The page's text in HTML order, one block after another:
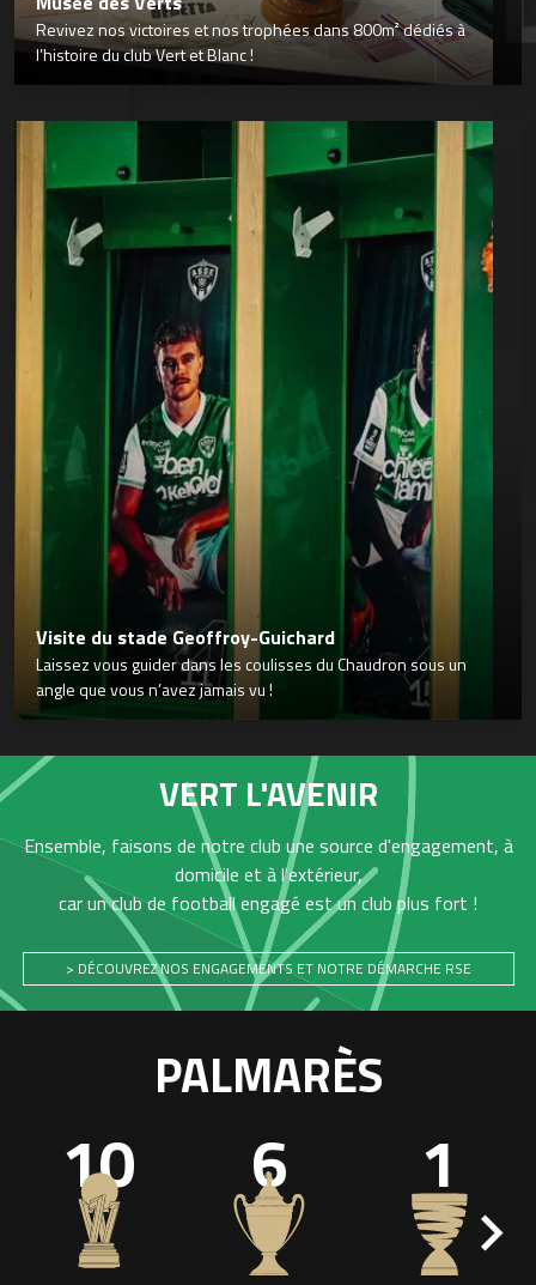
Revivez nos victoires et nos trophées dans 800m² dédiés à
l’histoire du club Vert et Blanc !
Visite du stade Geoffroy-Guichard
Laissez vous guider dans les coulisses du Chaudron sous un
angle que vous n’avez jamais vu !
VERT L'AVENIR
Ensemble, faisons de notre club une source d'engagement, à
domicile et à l'extérieur,
car un club de football engagé est un club plus fort !
> DÉCOUVREZ NOS ENGAGEMENTS ET NOTRE DÉMARCHE RSE
PALMARÈS
10 6 1